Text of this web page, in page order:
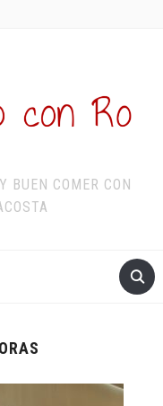
BUEN COMER CON